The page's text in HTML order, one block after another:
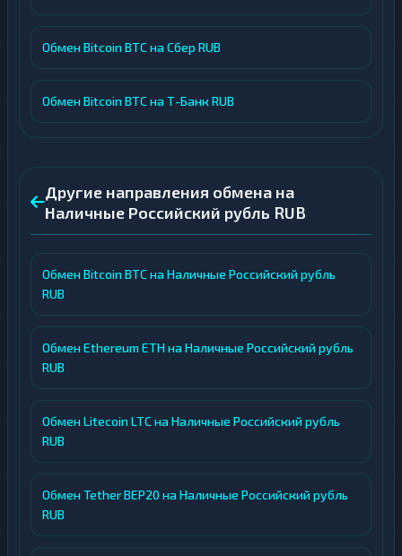
Обмен Bitcoin BTC на Сбер RUB
Обмен Bitcoin BTC на Т-Банк RUB
Другие направления обмена на
Наличные Российский рубль RUB
Обмен Bitcoin BTC на Наличные Российский рубль
RUB
Обмен Ethereum ETH на Наличные Российский рубль
RUB
Обмен Litecoin LTC на Наличные Российский рубль
RUB
Обмен Tether BEP20 на Наличные Российский рубль
RUB